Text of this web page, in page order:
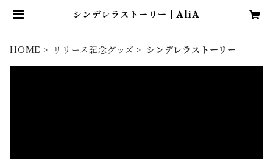
シンデレラストーリー | AliA
HOME リリース記念グッズ シンデレラストーリー